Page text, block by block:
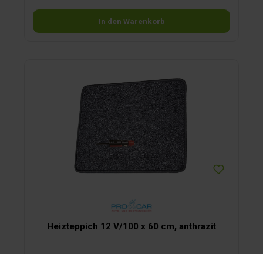
In den Warenkorb
Heizteppich 12 V/100 x 60 cm, anthrazit